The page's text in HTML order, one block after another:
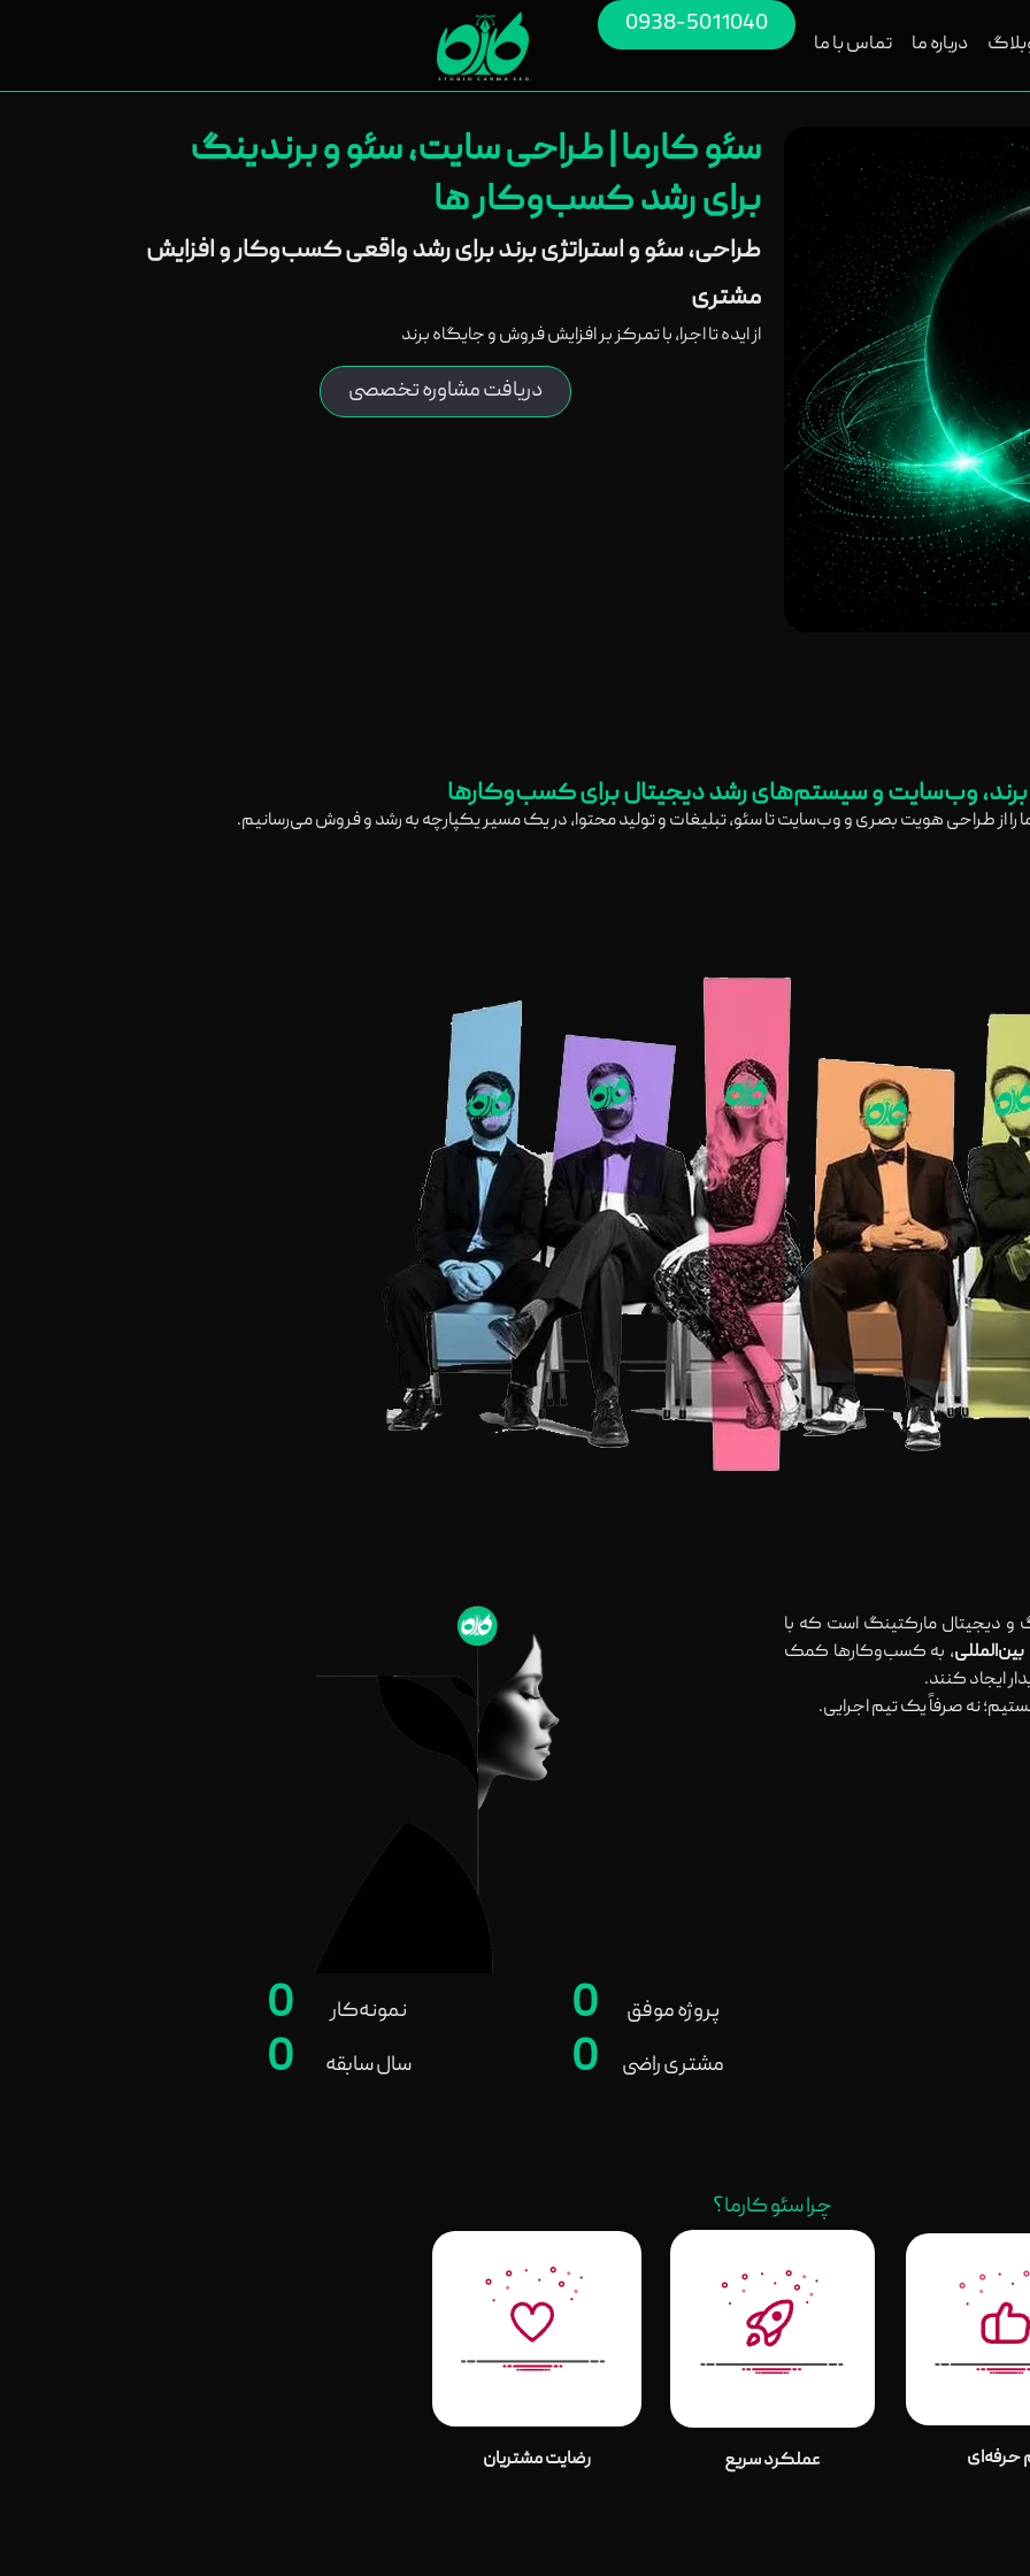
درباره ما تماس با ما
0938-5011040
سئو کارما | طراحی سایت، سئو و برندینگ
برای رشد کسب‌وکار ها
طراحی، سئو و استراتژی برند برای رشد واقعی کسب‌وکار و افزایش
مشتری
از ایده تا اجرا، با تمرکز بر افزایش فروش و جایگاه برند
دریافت مشاوره تخصصی
وب‌سایت و سیستم‌های رشد دیجیتال برای کسب‌وکارها
را از طراحی هویت بصری و وب‌سایت تا سئو، تبلیغات و تولید محتوا، در یک مسیر یکپارچه به رشد و فروش می‌رسانیم.
و دیجیتال مارکتینگ است که با
، به کسب‌وکارها کمک
ایجاد کنند.
نه صرفاً یک تیم اجرایی.
پروژه موفق 0 نمونه‌کار 0
مشتری راضی 0 سال سابقه 0
چرا سئو کارما؟
حرفه‌ای عملکرد سریع رضایت مشتریان